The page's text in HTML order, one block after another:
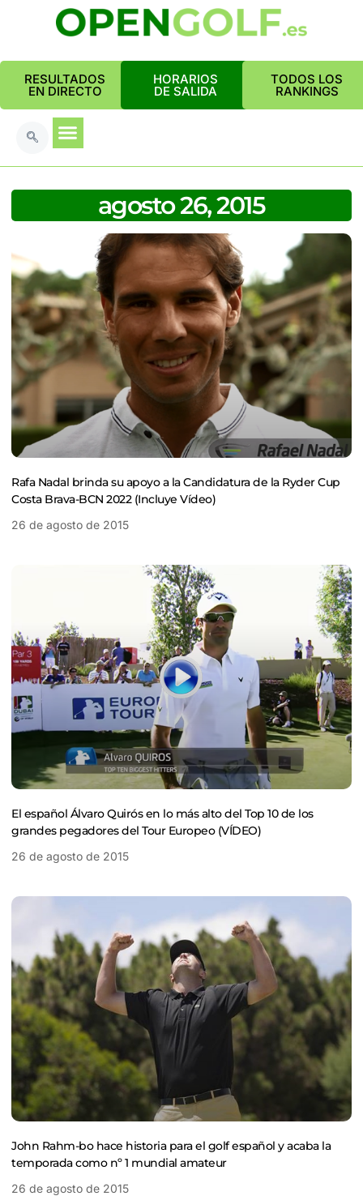
RESULTADOS
EN DIRECTO
HORARIOS
DE SALIDA
TODOS LOS
RANKINGS
agosto 26, 2015
Rafa Nadal brinda su apoyo a la Candidatura de la Ryder Cup
Costa Brava-BCN 2022 (Incluye Vídeo)
26 de agosto de 2015
El español Álvaro Quirós en lo más alto del Top 10 de los
grandes pegadores del Tour Europeo (VÍDEO)
26 de agosto de 2015
John Rahm-bo hace historia para el golf español y acaba la
temporada como nº 1 mundial amateur
26 de agosto de 2015